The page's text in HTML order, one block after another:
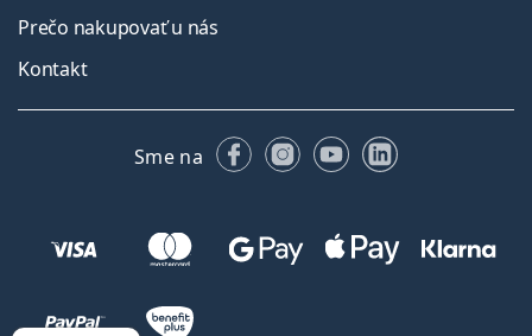
Prečo nakupovať u nás
Kontakt
Sme na FacebookuInstagrame
YouTubeLinkedIn